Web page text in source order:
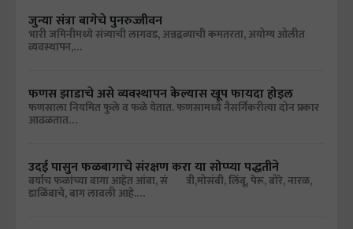
जुन्या संत्रा बागेचे पुनरुज्जीवन
भारी जमिनीमध्ये संत्र्याची लागवड, अन्नद्रव्याची कमतरता, अयोग्य ओलीत
व्यवस्थापन,…
फणस झाडाचे असे व्यवस्थापन केल्यास खूप फायदा होइल
फणसाला नियमित फुले व फळे येतात. फणसामध्ये नैसर्गिकरीत्या दोन प्रकार
आढळतात…
उदई पासुन फळबागाचे संरक्षण करा या सोप्प्या पद्धतीने
बर्याच फळांच्या बागा आहेत आंबा, स॔त्री,मोसंबी, लिंबू, पेरू, बोरे, नारळ,
डाळिंबाचे, बाग लावली आहे.…